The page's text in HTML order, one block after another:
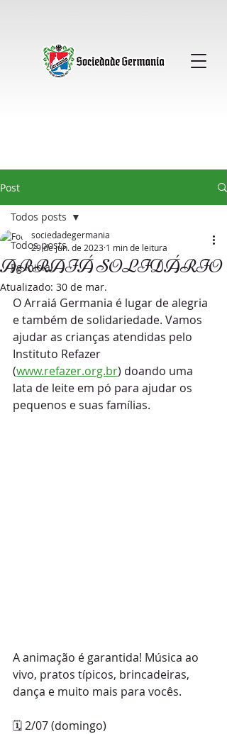
Post
Todos posts
Pg inicial
Todos posts
ARRAIÁ SOLIDÁRIO
sociedadegermania
29 de jun. de 2023 1 min de leitura
Atualizado: 30 de mar.
O Arraiá Germania é lugar de alegria
e também de solidariedade. Vamos
ajudar as crianças atendidas pelo
Instituto Refazer
(www.refazer.org.br) doando uma
lata de leite em pó para ajudar os
pequenos e suas famílias.
A animação é garantida! Música ao
vivo, pratos típicos, brincadeiras,
dança e muito mais para vocês.
🗓️ 2/07 (domingo)